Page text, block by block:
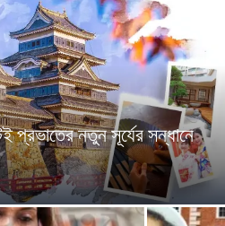
প্রভাতের নতুন সূর্যের সন্ধানে